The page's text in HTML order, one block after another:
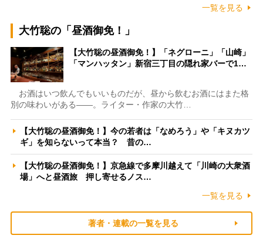
一覧を見る
大竹聡の「昼酒御免！」
【大竹聡の昼酒御免！】「ネグローニ」「山崎」
「マンハッタン」新宿三丁目の隠れ家バーで1…
お酒はいつ飲んでもいいものだが、昼から飲むお酒にはまた格
別の味わいがある――。ライター・作家の大竹…
【大竹聡の昼酒御免！】今の若者は「なめろう」や「キヌカツ
ギ」を知らないって本当？ 昔の…
【大竹聡の昼酒御免！】京急線で多摩川越えて「川崎の大衆酒
場」へと昼酒旅 押し寄せるノス…
一覧を見る
著者・連載の一覧を見る